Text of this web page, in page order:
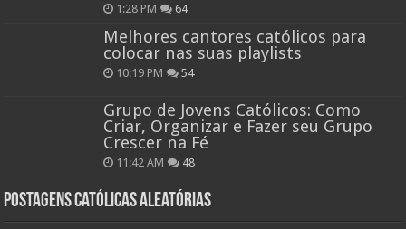
1:28 PM 64
Melhores cantores católicos para
colocar nas suas playlists
10:19 PM 54
Grupo de Jovens Católicos: Como
Criar, Organizar e Fazer seu Grupo
Crescer na Fé
11:42 AM 48
Postagens católicas aleatórias